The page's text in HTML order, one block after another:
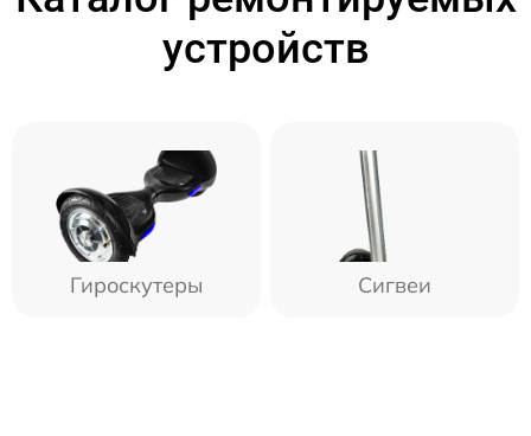
устройств
Гироскутеры Сигвеи